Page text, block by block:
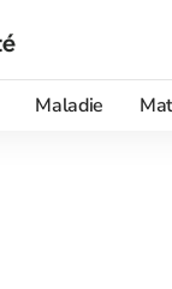
Maladie